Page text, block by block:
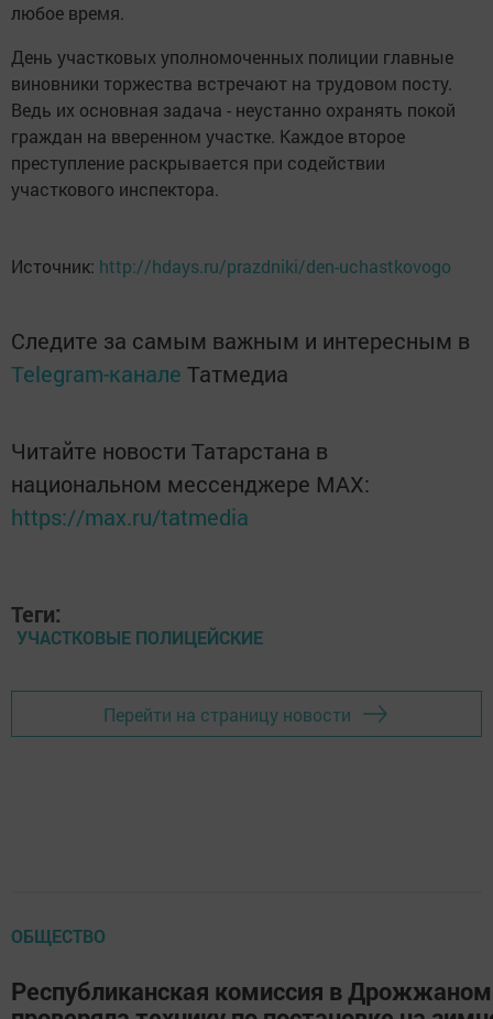
любое время.
День участковых уполномоченных полиции главные
виновники торжества встречают на трудовом посту.
Ведь их основная задача - неустанно охранять покой
граждан на вверенном участке. Каждое второе
преступление раскрывается при содействии
участкового инспектора.
Источник: http://hdays.ru/prazdniki/den-uchastkovogo
Следите за самым важным и интересным в
Telegram-канале Татмедиа
Читайте новости Татарстана в
национальном мессенджере MАХ:
https://max.ru/tatmedia
Теги:
УЧАСТКОВЫЕ ПОЛИЦЕЙСКИЕ
Перейти на страницу новости
ОБЩЕСТВО
Республиканская комиссия в Дрожжаном